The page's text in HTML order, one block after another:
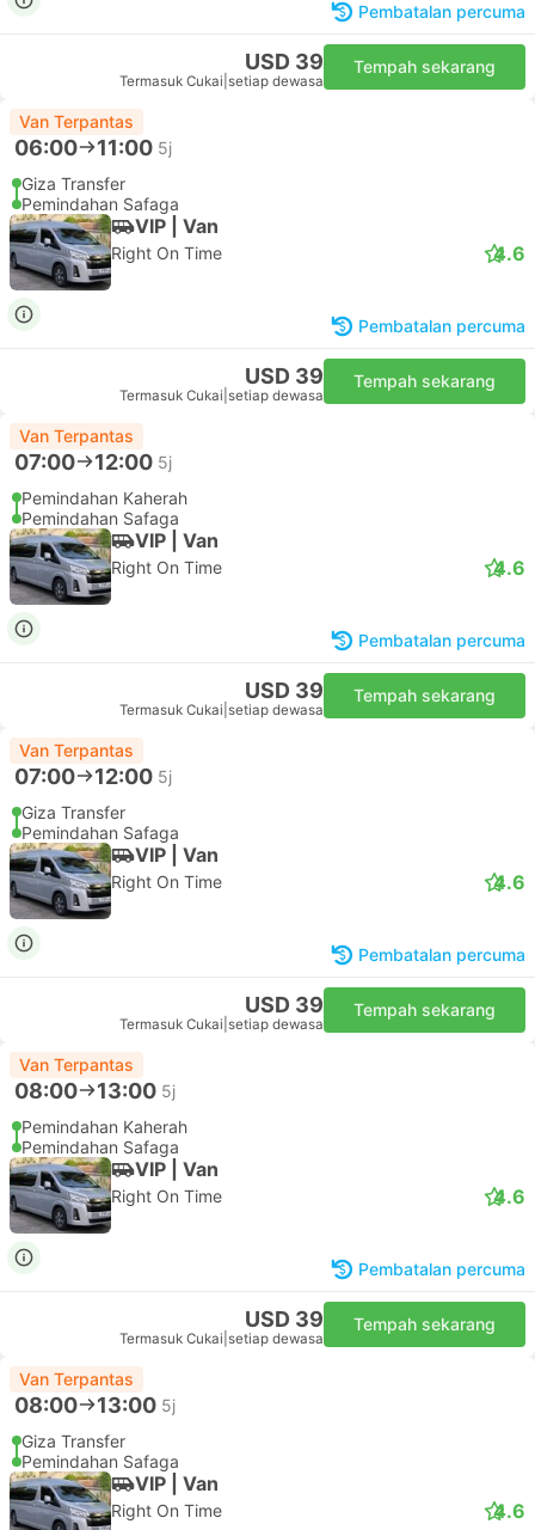
Pembatalan percuma
USD 39
Termasuk Cukai setiap dewasa
Tempah sekarang
Van Terpantas
06:00 11:00 5j
Giza Transfer
Pemindahan Safaga
VIP | Van
Right On Time 4.6
Pembatalan percuma
USD 39
Termasuk Cukai setiap dewasa
Tempah sekarang
Van Terpantas
07:00 12:00 5j
Pemindahan Kaherah
Pemindahan Safaga
VIP | Van
Right On Time 4.6
Pembatalan percuma
USD 39
Termasuk Cukai setiap dewasa
Tempah sekarang
Van Terpantas
07:00 12:00 5j
Giza Transfer
Pemindahan Safaga
VIP | Van
Right On Time 4.6
Pembatalan percuma
USD 39
Termasuk Cukai setiap dewasa
Tempah sekarang
Van Terpantas
08:00 13:00 5j
Pemindahan Kaherah
Pemindahan Safaga
VIP | Van
Right On Time 4.6
Pembatalan percuma
USD 39
Termasuk Cukai setiap dewasa
Tempah sekarang
Van Terpantas
08:00 13:00 5j
Giza Transfer
Pemindahan Safaga
VIP | Van
Right On Time 4.6